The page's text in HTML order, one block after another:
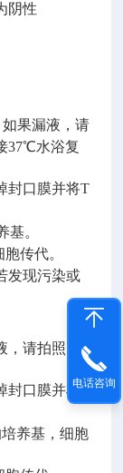
阴性
果漏液，请
37℃水浴复
封口膜并将T
基。
传代。
发现污染或
请拍照片
封口膜并将1
养基，细胞
电话咨询